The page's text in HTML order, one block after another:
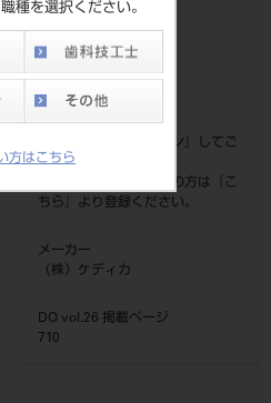
種を選択ください。
方はこちら
20235050435
JAN/EANコード
標準価格
ログイン
』してご
覧ください。
ネット会員登録がまだの方は『
こ
ちら
』より登録ください。
メーカー
（株）ケディカ
DO vol.26 掲載ページ
710